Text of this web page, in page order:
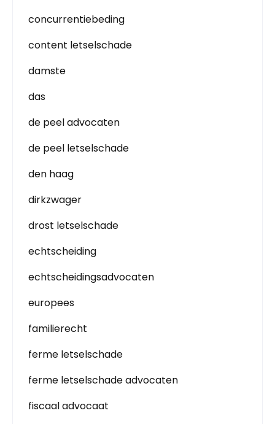
concurrentiebeding
content letselschade
damste
das
de peel advocaten
de peel letselschade
den haag
dirkzwager
drost letselschade
echtscheiding
echtscheidingsadvocaten
europees
familierecht
ferme letselschade
ferme letselschade advocaten
fiscaal advocaat